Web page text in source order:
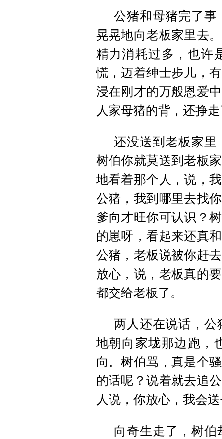
公猪和母猪完了事
晃晃地向老板家里去
精力消耗过多，也许
慌，迈着绅士步儿，
浸在刚才的万般恩爱
人家母猪的背，还挣
还没送到老板家里
树伯你就莫送到老板
地看着那个人，说，
公猪，我到哪里去找
爹向才旺你可认识？
的崽呀，看起来还真
公猪，老板说被你赶
放心，说，老板真的
都交给老板了。
两人还在说话，公
地朝向家垅那边跑，
向。树伯骂，真是个
的话呢？说着就去追
人说，你放心，我会
向奇生走了，树